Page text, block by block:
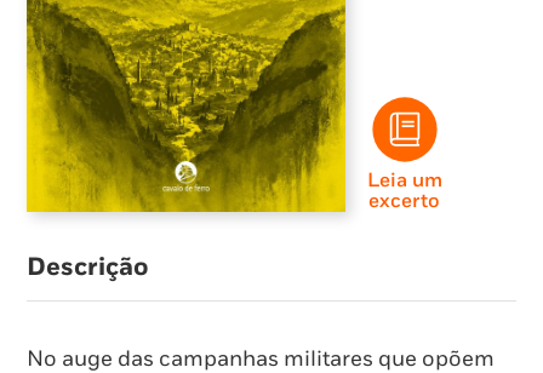
Leia um
excerto
Descrição
No auge das campanhas militares que opõem